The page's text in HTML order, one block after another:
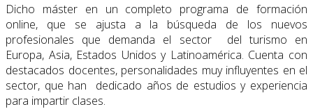
Dicho máster en un completo programa de formación
online, que se ajusta a la búsqueda de los nuevos
profesionales que demanda el sector del turismo en
Europa, Asia, Estados Unidos y Latinoamérica. Cuenta con
destacados docentes, personalidades muy influyentes en el
sector, que han dedicado años de estudios y experiencia
para impartir clases.